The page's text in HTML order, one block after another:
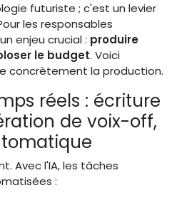
futuriste ; c'est un levier
les responsables
enjeu crucial : produire
le budget. Voici
concrètement la production.
réels : écriture
de voix-off,
Avec l'IA, les tâches
: